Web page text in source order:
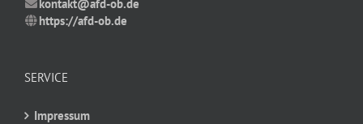
kontakt@afd-ob.de
https://afd-ob.de
SERVICE
Impressum